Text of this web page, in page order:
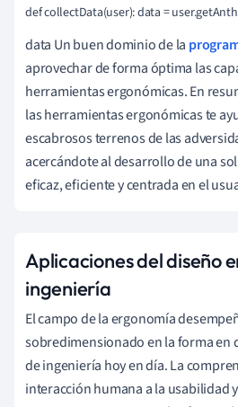
def collectData(user): data =
data Un buen dominio de la
aprovechar de forma óptima las
herramientas ergonómicas. En
las herramientas ergonómicas te
escabrosos terrenos de las
acercándote al desarrollo de una
eficaz, eficiente y centrada en el
Aplicaciones del diseño
ingeniería
El campo de la ergonomía
sobredimensionado en la forma en
de ingeniería hoy en día. La
interacción humana a la usabilidad